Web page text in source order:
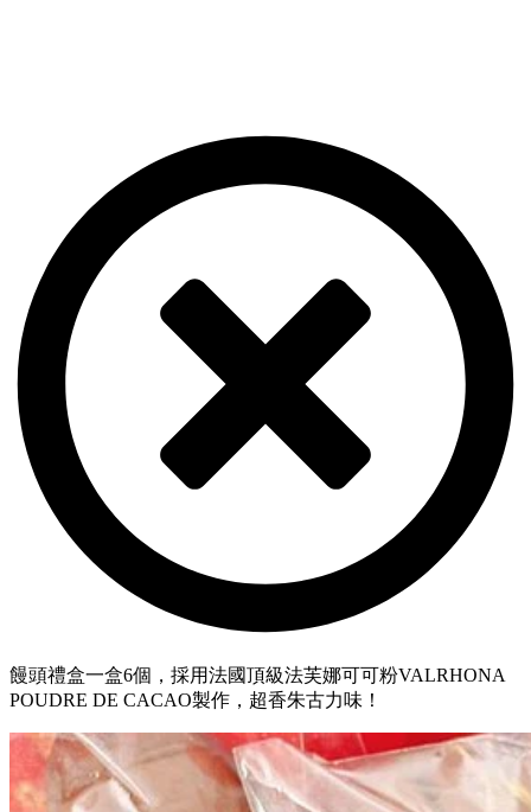
饅頭禮盒一盒6個，採用法國頂級法芙娜可可粉VALRHONA
POUDRE DE CACAO製作，超香朱古力味！